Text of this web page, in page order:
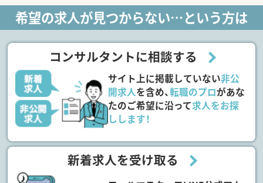
希望の求人が見つからない…という方は
コンサルタントに相談する
サイト上に掲載していない非公
開求人を含め、転職のプロがあな
たのご希望に沿って求人をお探
しします！
新着求人を受け取る